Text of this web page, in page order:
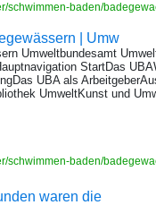
schwimmen-baden/
| Umw
Umweltbundesamt
StartDas
UBA als
UmweltKunst und
schwimmen-baden/
waren die